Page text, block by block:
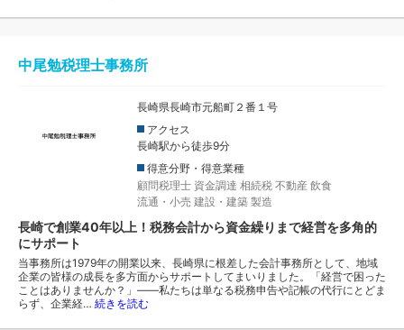
中尾勉税理士事務所
長崎県長崎市元船町２番１号
アクセス
長崎駅から徒歩9分
得意分野・得意業種
顧問税理士 資金調達 相続税 不動産 飲食
流通・小売 建設・建築 製造
長崎で創業40年以上！税務会計から資金繰りまで経営を多角的
にサポート
当事務所は1979年の開業以来、長崎県に根差した会計事務所として、地域
企業の皆様の成長を多方面からサポートしてまいりました。「経営で困った
ことはありませんか？」――私たちは単なる税務申告や記帳の代行にとどま
らず、企業経… 続きを読む